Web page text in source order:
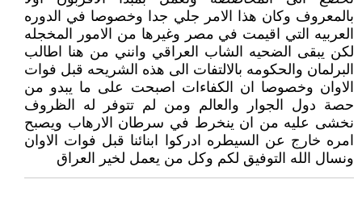
بالمعروف وكان هذا الامر جلي جدا وخصوصا في الدوره
العربيه التي اقيمت في مصر وغيرها من الامور المخجله
لكن يبقى الضحيه الشاب العراقي وانني من هنا اطالب
البرلمان والحكومه بالالتفات الى هذه الشريحه قبل فوات
الاوان وخصوصا ان الكفاءات اصبحت على ما يبدو من
حصة دول الجوار والعالم ومن لم تتوفر له الظروف
نخشى عليه من ان ينخرط في سرطان الارهاب ويصبح
امره خارج عن السيطره ادركوا ابنائنا قبل فوات الاوان
ونسال الله التوفيق لكم وكل من يعمل لخير العراق